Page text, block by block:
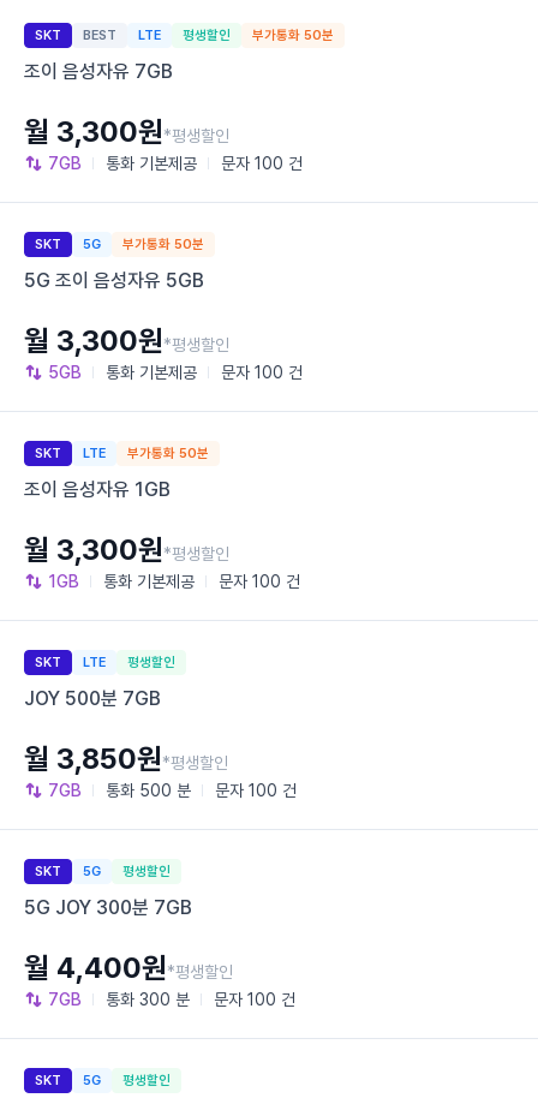
SKT BEST LTE 평생할인 부가통화 50분
조이 음성자유 7GB
7GB 통화 기본제공 문자 100 건
월 3,300원*평생할인
SKT 5G 부가통화 50분
5G 조이 음성자유 5GB
5GB 통화 기본제공 문자 100 건
월 3,300원*평생할인
SKT LTE 부가통화 50분
조이 음성자유 1GB
1GB 통화 기본제공 문자 100 건
월 3,300원*평생할인
SKT LTE 평생할인
JOY 500분 7GB
7GB 통화 500 분 문자 100 건
월 3,850원*평생할인
SKT 5G 평생할인
5G JOY 300분 7GB
7GB 통화 300 분 문자 100 건
월 4,400원*평생할인
SKT 5G 평생할인